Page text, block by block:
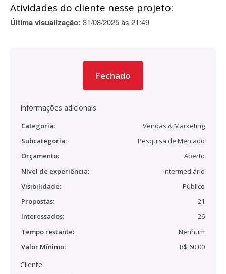
Atividades do cliente nesse projeto:
Última visualização: 31/08/2025 às 21:49
Fechado
Informações adicionais
Categoria:
Vendas & Marketing
Subcategoria:
Pesquisa de Mercado
Orçamento:
Aberto
Nível de experiência:
Intermediário
Visibilidade:
Público
Propostas:
21
Interessados:
26
Tempo restante:
Nenhum
Valor Mínimo:
R$ 60,00
Cliente